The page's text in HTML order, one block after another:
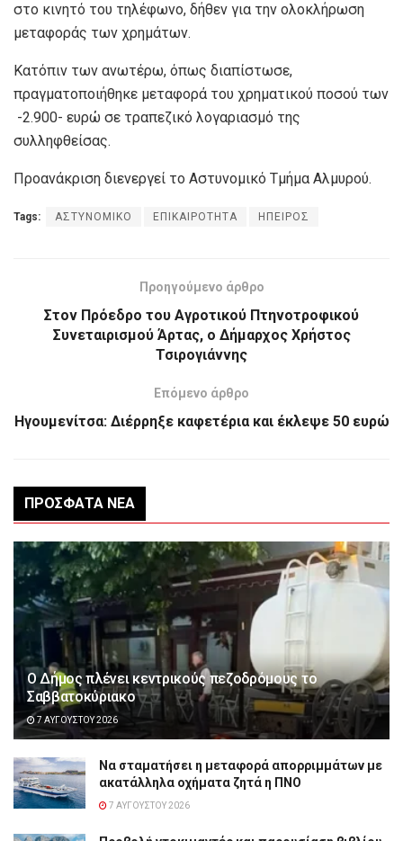
στο κινητό του τηλέφωνο, δήθεν για την ολοκλήρωση
μεταφοράς των χρημάτων.
Κατόπιν των ανωτέρω, όπως διαπίστωσε,
πραγματοποιήθηκε μεταφορά του χρηματικού ποσού των
-2.900- ευρώ σε τραπεζικό λογαριασμό της
συλληφθείσας.
Προανάκριση διενεργεί το Αστυνομικό Τμήμα Αλμυρού.
Tags: ΑΣΤΥΝΟΜΙΚΟ ΕΠΙΚΑΙΡΟΤΗΤΑ ΗΠΕΙΡΟΣ
Προηγούμενο άρθρο
Στον Πρόεδρο του Αγροτικού Πτηνοτροφικού
Συνεταιρισμού Άρτας, ο Δήμαρχος Χρήστος
Τσιρογιάννης
Επόμενο άρθρο
Ηγουμενίτσα: Διέρρηξε καφετέρια και έκλεψε 50 ευρώ
ΠΡΌΣΦΑΤΑ ΝΈΑ
Ο Δήμος πλένει κεντρικούς πεζοδρόμους το
Σαββατοκύριακο
7 ΑΥΓΟΎΣΤΟΥ 2026
Να σταματήσει η μεταφορά απορριμμάτων με
ακατάλληλα οχήματα ζητά η ΠΝΟ
7 ΑΥΓΟΎΣΤΟΥ 2026